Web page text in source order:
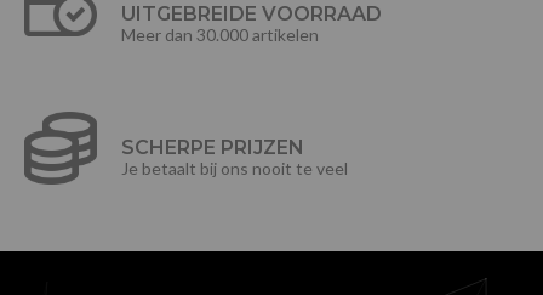
UITGEBREIDE VOORRAAD
Meer dan 30.000 artikelen
SCHERPE PRIJZEN
Je betaalt bij ons nooit te veel